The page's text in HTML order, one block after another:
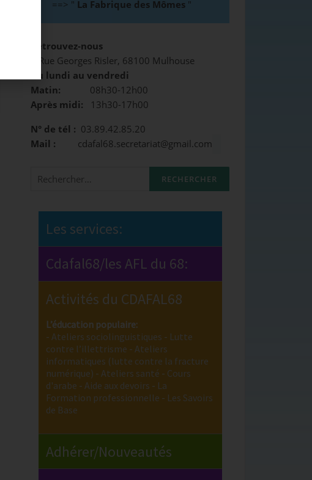
==> " La Fabrique des Mômes "
Retrouvez-nous
3 Rue Georges Risler, 68100 Mulhouse
Du lundi au vendredi
Matin: 08h30-12h00
Après midi: 13h30-17h00
N° de tél : 03.89.42.85.20
Mail : cdafal68.secretariat@gmail.com